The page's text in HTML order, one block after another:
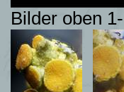
Bilder oben